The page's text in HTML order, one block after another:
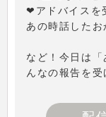
❤アドバイスを
あの時話したお
など！今日は
んなの報告を受